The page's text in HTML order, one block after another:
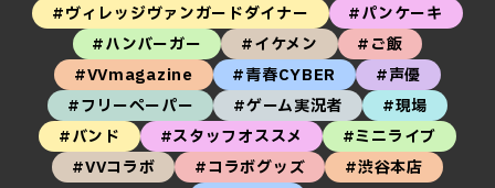
#ヴィレッジヴァンガードダイナー
#パンケーキ
#ハンバーガー
#イケメン
#ご飯
#VVmagazine
#青春CYBER
#声優
#フリーペーパー
#ゲーム実況者
#現場
#バンド
#スタッフオススメ
#ミニライブ
#VVコラボ
#コラボグッズ
#渋谷本店